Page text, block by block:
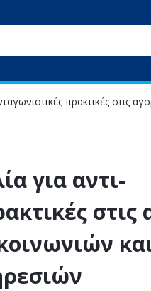
πρακτικές στις
για αντι-
στις